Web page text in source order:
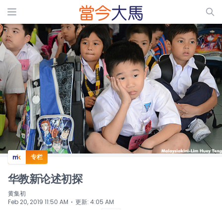
ADS
专栏
华教新论述初探
黄集初
Feb 20, 2019 11:50 AM ⋅ 更新: 4:05 AM